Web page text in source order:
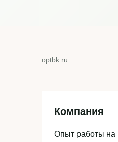
optbk.ru
Компания
Опыт работы на